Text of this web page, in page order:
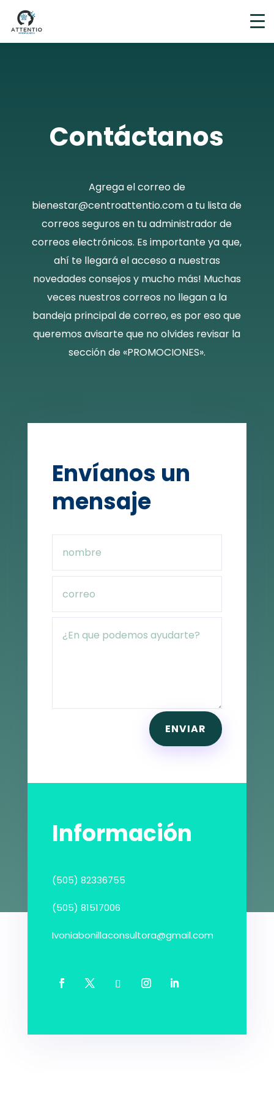
Contáctanos
Agrega el correo de
bienestar@centroattentio.com a tu lista de
correos seguros en tu administrador de
correos electrónicos. Es importante ya que,
ahí te llegará el acceso a nuestras
novedades consejos y mucho más! Muchas
veces nuestros correos no llegan a la
bandeja principal de correo, es por eso que
queremos avisarte que no olvides revisar la
sección de «PROMOCIONES».
Envíanos un
mensaje
ENVIAR
Información
(505) 82336755
(505) 81517006
Ivoniabonillaconsultora@gmail.com